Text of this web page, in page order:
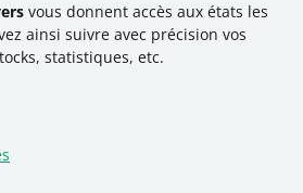
vous donnent accès aux états les
ainsi suivre avec précision vos
statistiques, etc.